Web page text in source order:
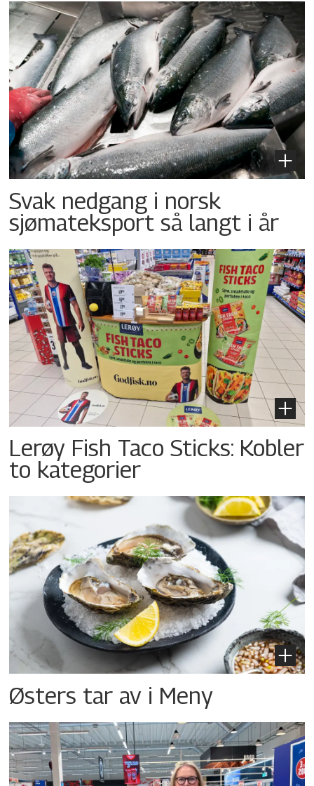
Svak nedgang i norsk
sjømateksport så langt i år
Lerøy Fish Taco Sticks: Kobler
to kategorier
Østers tar av i Meny